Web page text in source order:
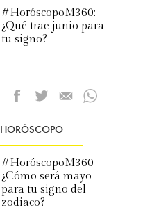
#HoróscopoM360:
¿Qué trae junio para
tu signo?
HORÓSCOPO
#HoróscopoM360
¿Cómo será mayo
para tu signo del
zodiaco?